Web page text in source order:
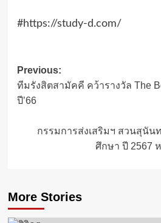
#https://study-d.com/
Post
navigation
Previous:
ทีมรังสิตสามัคคี คว้ารางวัล The
ปี’66
กรรมการส่งเสริมฯ สวนสุนัน
ศึกษา ปี 2567
More Stories